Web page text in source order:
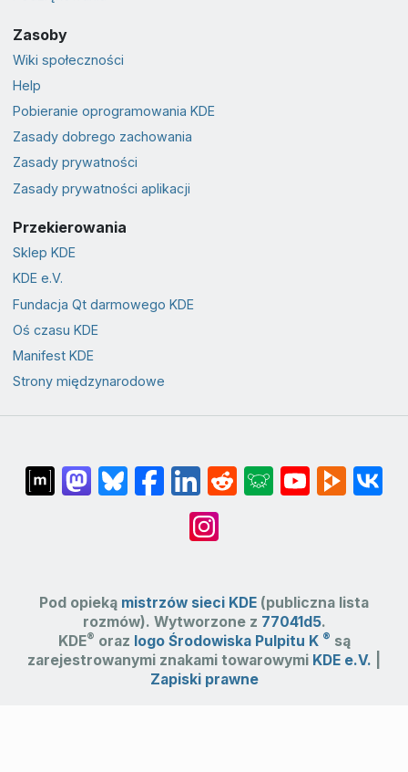
Zasoby
Wiki społeczności
Help
Pobieranie oprogramowania KDE
Zasady dobrego zachowania
Zasady prywatności
Zasady prywatności aplikacji
Przekierowania
Sklep KDE
KDE e.V.
Fundacja Qt darmowego KDE
Oś czasu KDE
Manifest KDE
Strony międzynarodowe
Pod opieką mistrzów sieci KDE (publiczna lista
rozmów). Wytworzone z 77041d5.
KDE® oraz logo Środowiska Pulpitu K ® są
zarejestrowanymi znakami towarowymi KDE e.V.
Zapiski prawne